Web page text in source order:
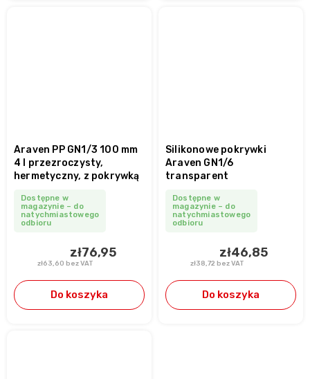
Araven PP GN1/3 100 mm
4 l przezroczysty,
hermetyczny, z pokrywką
Dostępne w
magazynie – do
natychmiastowego
odbioru
zł63,60 bez VAT
zł76,95
Do koszyka
Silikonowe pokrywki
Araven GN1/6
transparent
Dostępne w
magazynie – do
natychmiastowego
odbioru
zł38,72 bez VAT
zł46,85
Do koszyka